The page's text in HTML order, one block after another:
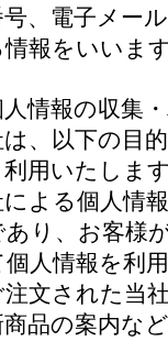
、電子メー
情報をいいま
人情報の収集
は、以下の目
利用いたしま
による個人情
あり、お客様
個人情報を利
注文された当
商品の案内な